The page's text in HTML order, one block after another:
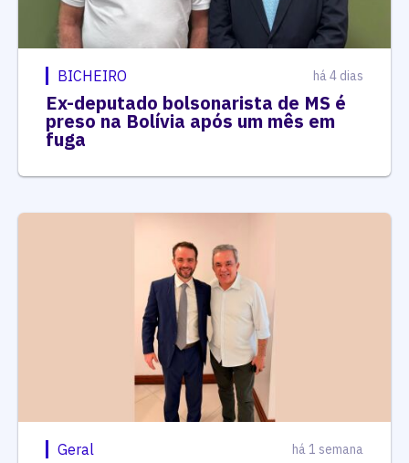
BICHEIRO há 4 dias
Ex-deputado bolsonarista de MS é
preso na Bolívia após um mês em
fuga
Geral há 1 semana